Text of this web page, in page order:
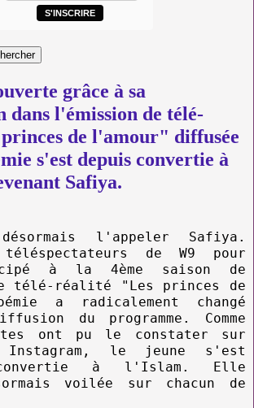
S'INSCRIRE
grâce à sa
l'émission de télé-
de l'amour" diffusée
s'est depuis convertie à
Safiya.
l'appeler Safiya.
téléspectateurs de W9 pour
à la 4ème saison de
télé-réalité "Les princes de
a radicalement changé
du programme. Comme
ont pu le constater sur
Instagram, le jeune s'est
convertie à l'Islam. Elle
voilée sur chacun de